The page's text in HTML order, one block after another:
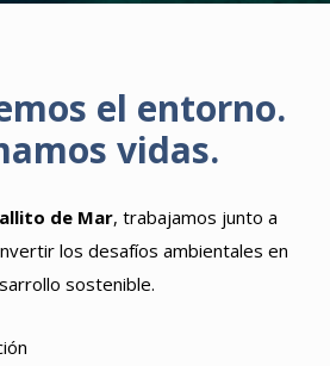
el entorno.
vidas.
de Mar, trabajamos junto a
los desafíos ambientales en
sostenible.